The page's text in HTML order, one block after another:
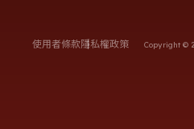
使用者條款隱私權政策 Copyright ©